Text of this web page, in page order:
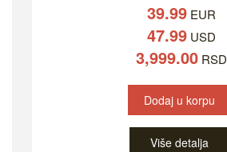
39.99EUR
47.99USD
3,999.00RSD
Dodaj u korpu
Više detalja